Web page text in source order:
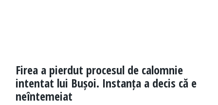
Firea a pierdut procesul de calomnie
intentat lui Bușoi. Instanța a decis că e
neîntemeiat